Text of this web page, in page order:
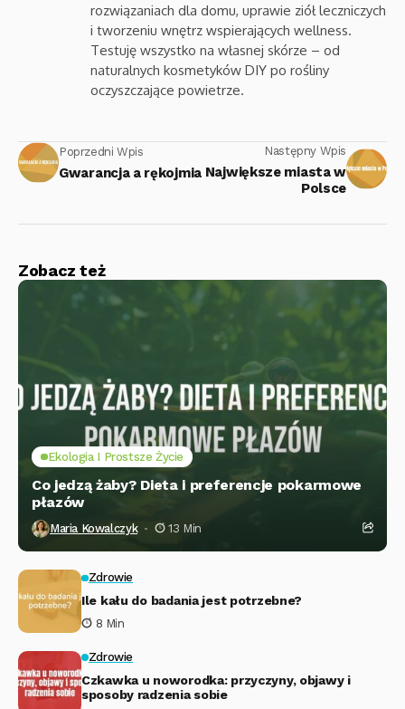
rozwiązaniach dla domu, uprawie ziół leczniczych
i tworzeniu wnętrz wspierających wellness.
Testuję wszystko na własnej skórze – od
naturalnych kosmetyków DIY po rośliny
oczyszczające powietrze.
Poprzedni Wpis
Gwarancja a rękojmia
Następny Wpis
Największe miasta w
Polsce
Zobacz też
Ekologia I Prostsze Życie
Co jedzą żaby? Dieta i preferencje pokarmowe
płazów
Maria Kowalczyk 13 Min
Zdrowie
Ile kału do badania jest potrzebne?
8 Min
Zdrowie
Czkawka u noworodka: przyczyny, objawy i
sposoby radzenia sobie